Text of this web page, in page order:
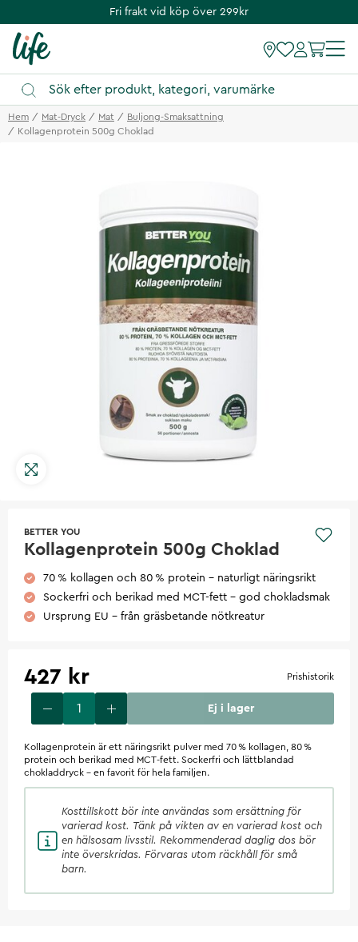
Fri frakt vid köp över 299kr
Hem Mat-Dryck Mat
Buljong-Smaksattning
Kollagenprotein 500g Choklad
BETTER YOU
Kollagenprotein 500g Choklad
70 % kollagen och 80 % protein – naturligt näringsrikt
Sockerfri och berikad med MCT-fett – god chokladsmak
Ursprung EU – från gräsbetande nötkreatur
427 kr Prishistorik
Ej i lager
Kollagenprotein är ett näringsrikt pulver med 70 % kollagen, 80 %
protein och berikad med MCT-fett. Sockerfri och lättblandad
chokladdryck – en favorit för hela familjen.
Kosttillskott bör inte användas som ersättning för
varierad kost. Tänk på vikten av en varierad kost och
en hälsosam livsstil. Rekommenderad daglig dos bör
inte överskridas. Förvaras utom räckhåll för små
barn.